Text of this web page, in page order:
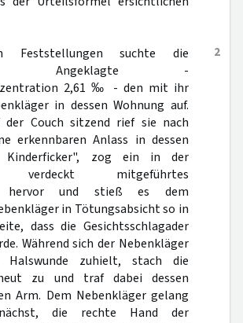
2
Feststellungen suchte die
Angeklagte -
2,61 ‰ - den mit ihr
in dessen Wohnung auf.
Couch sitzend rief sie nach
erkennbaren Anlass in dessen
Kinderficker", zog ein in der
verdeckt mitgeführtes
hervor und stieß es dem
in Tötungsabsicht so in
dass die Gesichtsschlagader
Während sich der Nebenkläger
Halswunde zuhielt, stach die
zu und traf dabei dessen
Arm. Dem Nebenkläger gelang
die rechte Hand der